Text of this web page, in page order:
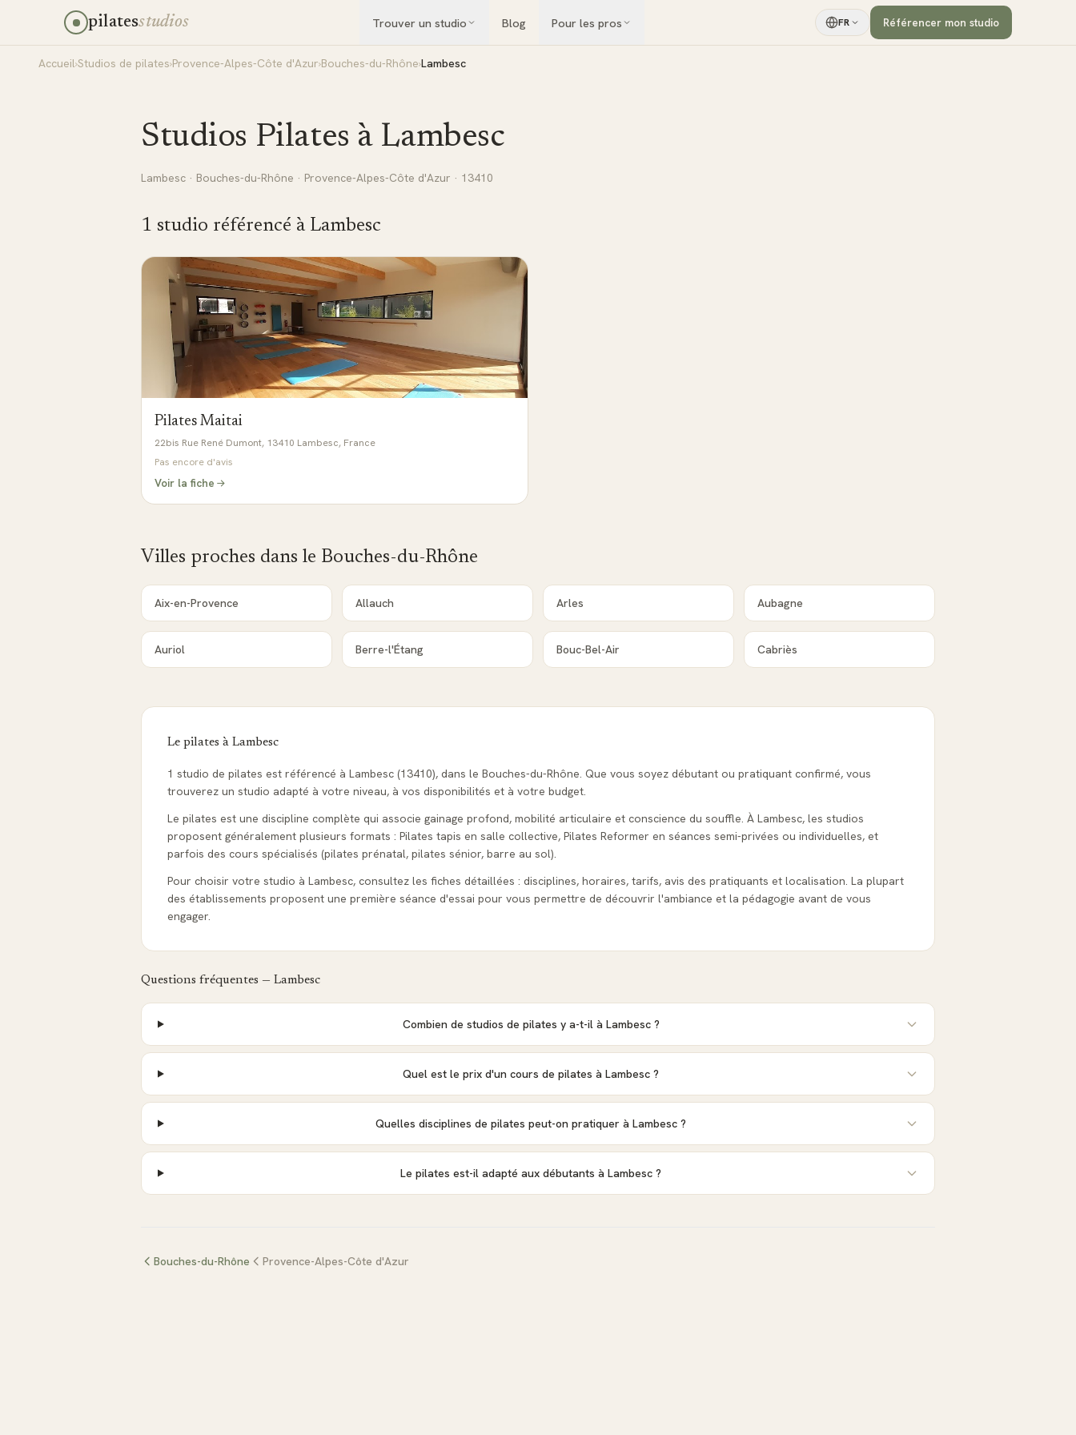
pilatesstudios Trouver un studio Blog Pour les pros FR Référencer mon studio
Accueil›Studios de pilates›Provence-Alpes-Côte d'Azur›Bouches-du-Rhône›Lambesc
Studios Pilates à Lambesc
Lambesc · Bouches-du-Rhône · Provence-Alpes-Côte d'Azur · 13410
1 studio référencé à Lambesc
Pilates Maitai
22bis Rue René Dumont, 13410 Lambesc, France
Pas encore d'avis
Voir la fiche
Villes proches dans le Bouches-du-Rhône
Aix-en-Provence Allauch Arles Aubagne
Auriol Berre-l'Étang Bouc-Bel-Air Cabriès
Le pilates à Lambesc
1 studio de pilates est référencé à Lambesc (13410), dans le Bouches-du-Rhône. Que vous soyez débutant ou pratiquant confirmé, vous
trouverez un studio adapté à votre niveau, à vos disponibilités et à votre budget.
Le pilates est une discipline complète qui associe gainage profond, mobilité articulaire et conscience du souffle. À Lambesc, les studios
proposent généralement plusieurs formats : Pilates tapis en salle collective, Pilates Reformer en séances semi-privées ou individuelles, et
parfois des cours spécialisés (pilates prénatal, pilates sénior, barre au sol).
Pour choisir votre studio à Lambesc, consultez les fiches détaillées : disciplines, horaires, tarifs, avis des pratiquants et localisation. La plupart
des établissements proposent une première séance d'essai pour vous permettre de découvrir l'ambiance et la pédagogie avant de vous
engager.
Questions fréquentes — Lambesc
Combien de studios de pilates y a-t-il à Lambesc ?
Quel est le prix d'un cours de pilates à Lambesc ?
Quelles disciplines de pilates peut-on pratiquer à Lambesc ?
Le pilates est-il adapté aux débutants à Lambesc ?
Bouches-du-Rhône Provence-Alpes-Côte d'Azur